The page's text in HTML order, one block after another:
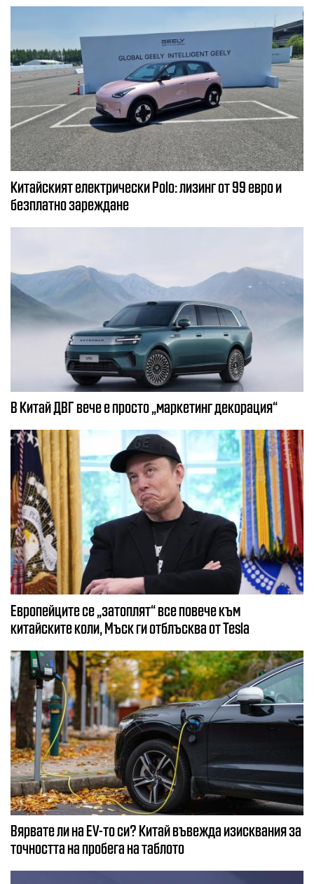
Китайският електрически Polo: лизинг от 99 евро и
безплатно зареждане
В Китай ДВГ вече е просто „маркетинг декорация“
Европейците се „затоплят“ все повече към
китайските коли, Мъск ги отблъсква от Tesla
Вярвате ли на EV-то си? Китай въвежда изисквания за
точността на пробега на таблото